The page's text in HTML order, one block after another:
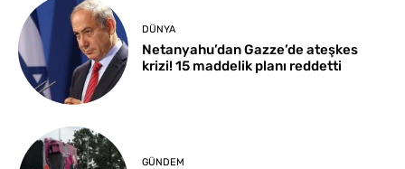
DÜNYA
Netanyahu’dan Gazze’de ateşkes
krizi! 15 maddelik planı reddetti
GÜNDEM